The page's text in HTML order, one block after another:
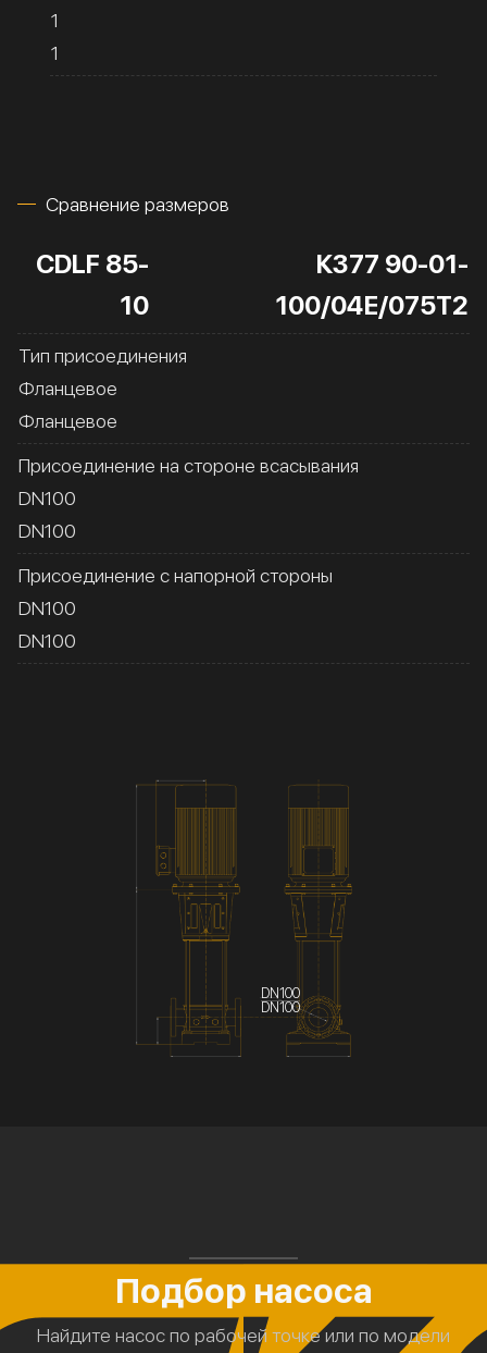
1
1
Сравнение размеров
CDLF 85-
10
К377 90-01-
100/04Е/075Т2
Тип присоединения
Фланцевое
Фланцевое
Присоединение на стороне всасывания
DN100
DN100
Присоединение с напорной стороны
DN100
DN100
DN100
DN100
Подбор насоса
Найдите насос по рабочей точке или по модели